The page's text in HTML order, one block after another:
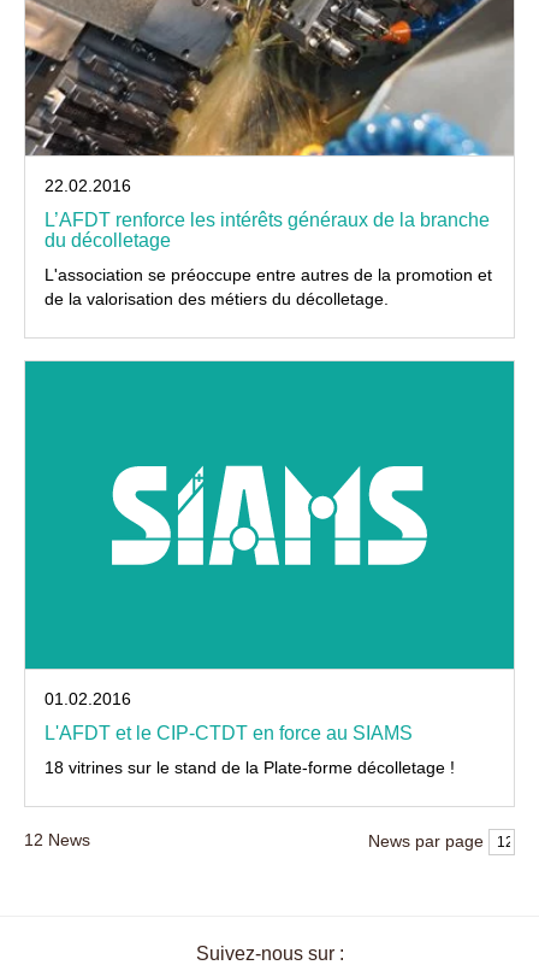
22.02.2016
L’AFDT renforce les intérêts généraux de la branche
du décolletage
L'association se préoccupe entre autres de la promotion et
de la valorisation des métiers du décolletage.
01.02.2016
L'AFDT et le CIP-CTDT en force au SIAMS
18 vitrines sur le stand de la Plate-forme décolletage !
12 News News par page
Suivez-nous sur :